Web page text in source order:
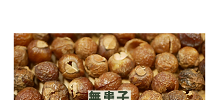
無患子